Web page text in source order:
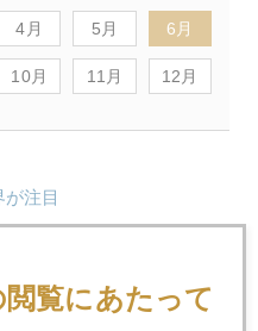
4月 5月 6月
10月 11月 12月
注目
で１８００ドル暴落
覧にあたって